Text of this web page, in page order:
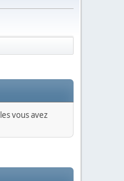
vous avez